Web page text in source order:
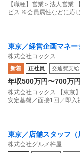
【職種】営業＞法人営業
ビス ※会員属性などに応じ
東京／経営企画マネ
面接1回／即入社歓迎
株式会社コックス
新着 正社員 交通費支給
年収500万円〜700万円
株式会社コックス 【東京
安定基盤／面接1回／即入
東京／店舗スタッフ
業月15H以下／新店オ
株式会社グルメ杵屋